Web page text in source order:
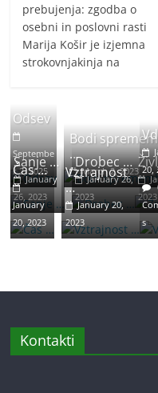
prebujenja: zgodba o
osebni in poslovni rasti
Marija Košir je izjemna
strokovnjakinja na
Odsev
Septembe
r 2, 2025
Bodi
…
March 2, 2023
Sanje …
January
26, 2023
Drobec …
January 26,
2023
2023
Čas …
January
20, 2023
Vztrajnost
…
January 20,
2023
20,
s
Kontakti